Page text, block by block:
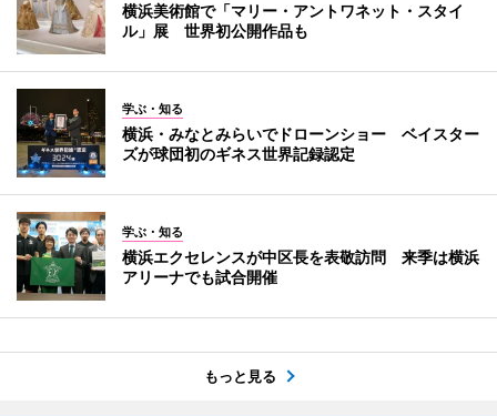
横浜美術館で「マリー・アントワネット・スタイ
ル」展 世界初公開作品も
学ぶ・知る
横浜・みなとみらいでドローンショー ベイスター
ズが球団初のギネス世界記録認定
学ぶ・知る
横浜エクセレンスが中区長を表敬訪問 来季は横浜
アリーナでも試合開催
もっと見る